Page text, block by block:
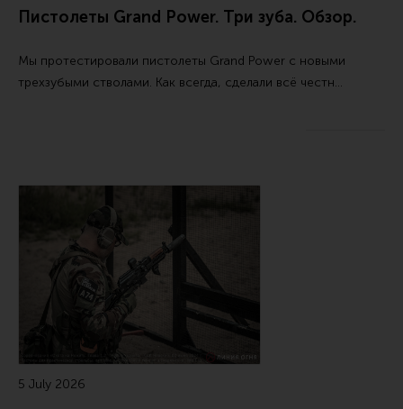
Все разделы
Мероприятия
Пистолеты Grand Power. Три зуба. Обзор.
Мы протестировали пистолеты Grand Power с новыми
трехзубыми стволами. Как всегда, сделали всё честн…
5 July 2026